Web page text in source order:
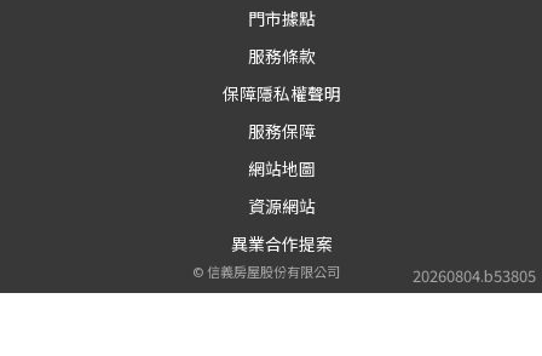
20260804.b53805
門市據點
服務條款
保障隱私權聲明
服務保障
網站地圖
資源網站
異業合作提案
©信義房屋股份有限公司